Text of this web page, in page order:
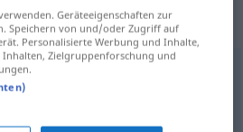
für "absichtlich"
,
Geräteeigenschaften zur
Speichern von und/oder Zugriff auf
Personalisierte Werbung und Inhalte,
Zielgruppenforschung und